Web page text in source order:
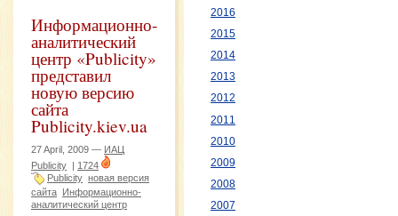
Информационно-
аналитический
центр «Publicity»
представил
новую версию
сайта
Publicity.kiev.ua
27 April, 2009 — ИАЦ
Publicity | 1724
Publicity новая версия
сайта Информационно-
аналитический центр
2016
2015
2014
2013
2012
2011
2010
2009
2008
2007